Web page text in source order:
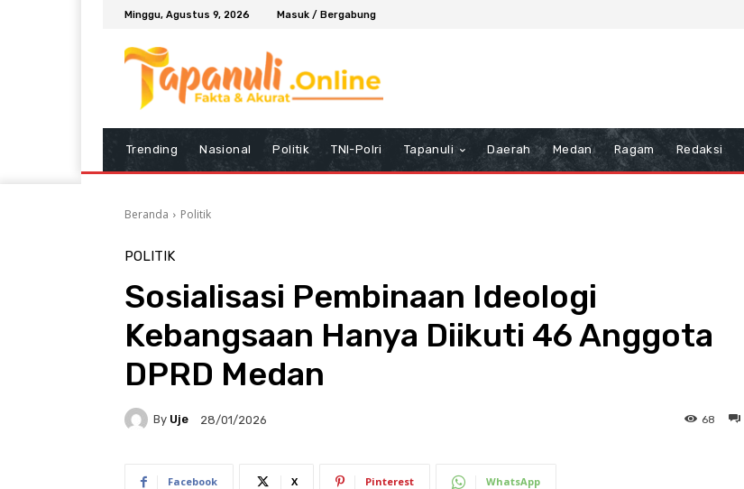
Minggu, Agustus 9, 2026 Masuk / Bergabung
Trending Nasional Politik TNI-Polri Tapanuli Daerah Medan Ragam Redaksi
Beranda Politik
POLITIK
Sosialisasi Pembinaan Ideologi
Kebangsaan Hanya Diikuti 46 Anggota
DPRD Medan
By Uje 28/01/2026 68
Facebook X Pinterest WhatsApp